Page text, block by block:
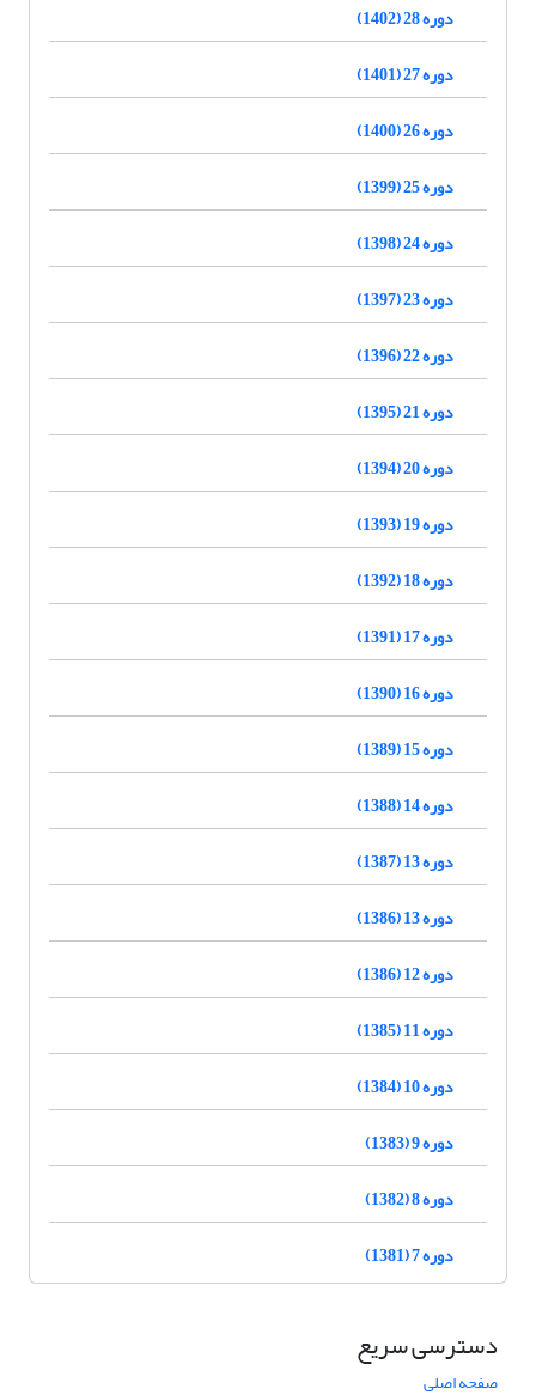
دوره 28 (1402)
دوره 27 (1401)
دوره 26 (1400)
دوره 25 (1399)
دوره 24 (1398)
دوره 23 (1397)
دوره 22 (1396)
دوره 21 (1395)
دوره 20 (1394)
دوره 19 (1393)
دوره 18 (1392)
دوره 17 (1391)
دوره 16 (1390)
دوره 15 (1389)
دوره 14 (1388)
دوره 13 (1387)
دوره 13 (1386)
دوره 12 (1386)
دوره 11 (1385)
دوره 10 (1384)
دوره 9 (1383)
دوره 8 (1382)
دوره 7 (1381)
دسترسی سریع
صفحه اصلی